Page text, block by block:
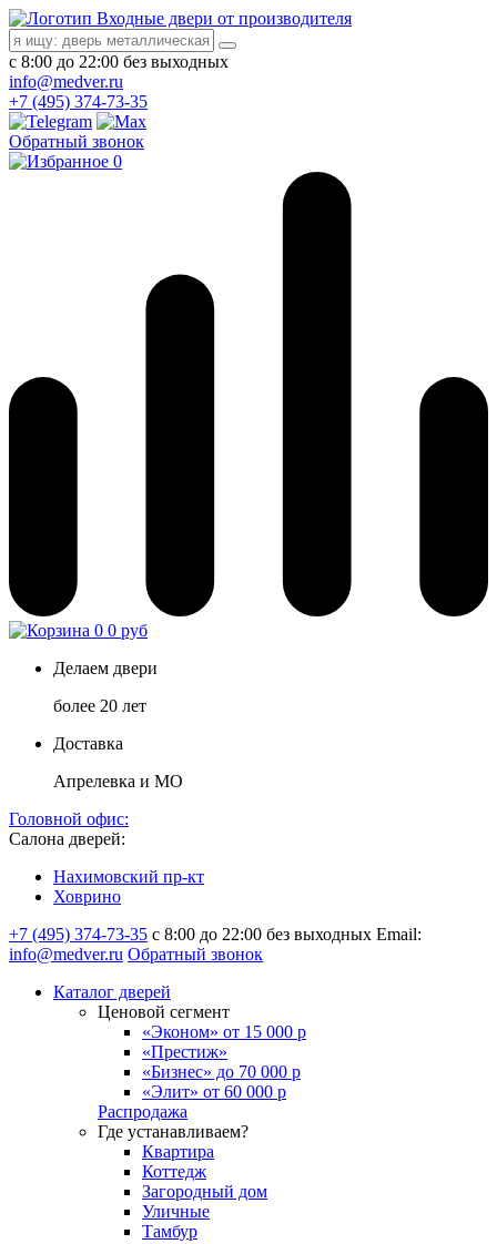
Входные двери от производителя
с 8:00 до 22:00 без выходных
info@medver.ru
+7 (495) 374-73-35
Обратный звонок
0
0 0 руб
Делаем двери
более 20 лет
Доставка
Апрелевка и МО
Головной офис:
Салона дверей:
Нахимовский пр-кт
Ховрино
+7 (495) 374-73-35 с 8:00 до 22:00 без выходных Email:
info@medver.ru Обратный звонок
Каталог дверей
Ценовой сегмент
«Эконом» от 15 000 р
«Престиж»
«Бизнес» до 70 000 р
«Элит» от 60 000 р
Распродажа
Где устанавливаем?
Квартира
Коттедж
Загородный дом
Уличные
Тамбур